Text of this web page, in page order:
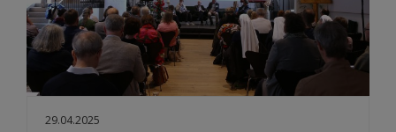
29.04.2025